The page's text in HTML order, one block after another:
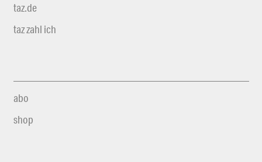
taz.de
taz zahl ich
abo
shop